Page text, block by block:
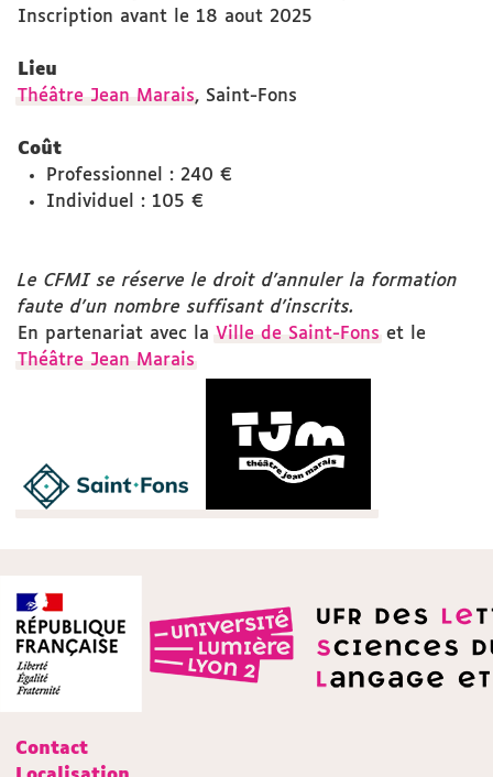
Inscription avant le 18 aout 2025
Lieu
Théâtre Jean Marais, Saint-Fons
Coût
Professionnel : 240 €
Individuel : 105 €
Le CFMI se réserve le droit d'annuler la formation
faute d'un nombre suffisant d'inscrits.
En partenariat avec la Ville de Saint-Fons et le
Théâtre Jean Marais
Contact